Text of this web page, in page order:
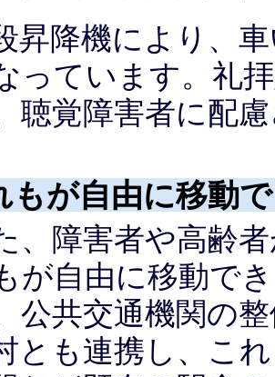
降機により、
っています。礼
聴覚障害者に配
もが自由に移動
障害者や高齢
が自由に移動で
公共交通機関の
とも連携し、こ